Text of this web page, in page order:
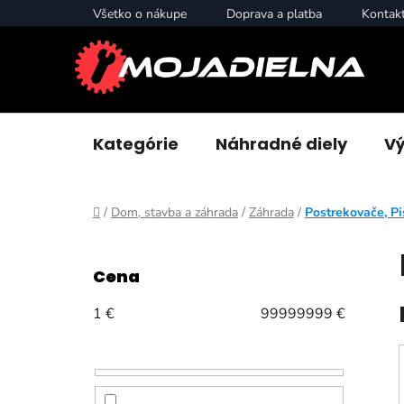
na
Všetko o nákupe Doprava a platba
Kategórie Náhradné diely
Domov
/ Dom, stavba a záhrada / Záhrada / Postrekovače,
Cena
1 € 99999999 €